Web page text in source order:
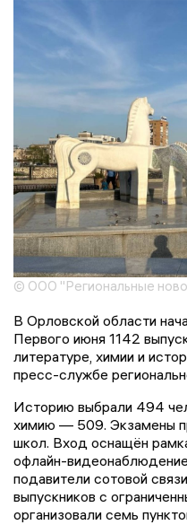
© ООО "Региональные
В Орловской области
Первого июня 1142
литературе, химии и
пресс-службе
Историю выбрали 494
химию — 509. Экзамены
школ. Вход оснащён
офлайн-
подавители сотовой
выпускников с
организовали семь